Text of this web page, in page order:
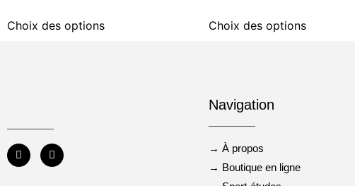
Choix des options Choix des options
Navigation
→ À propos
→ Boutique en ligne